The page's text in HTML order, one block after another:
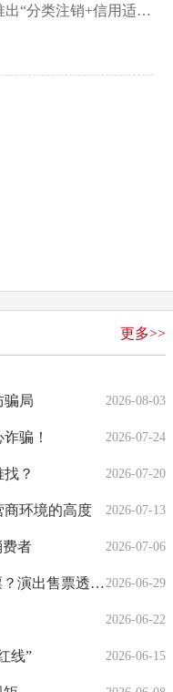
“分类注销+信用适
更多>>
骗局 2026-08-03
骗！ 2026-07-24
？ 2026-07-20
商环境的高度 2026-07-13
费者 2026-07-06
观众买不到“票务”却有大把票？演出售票透明度还需增强2026-06-29
2026-06-22
线” 2026-06-15